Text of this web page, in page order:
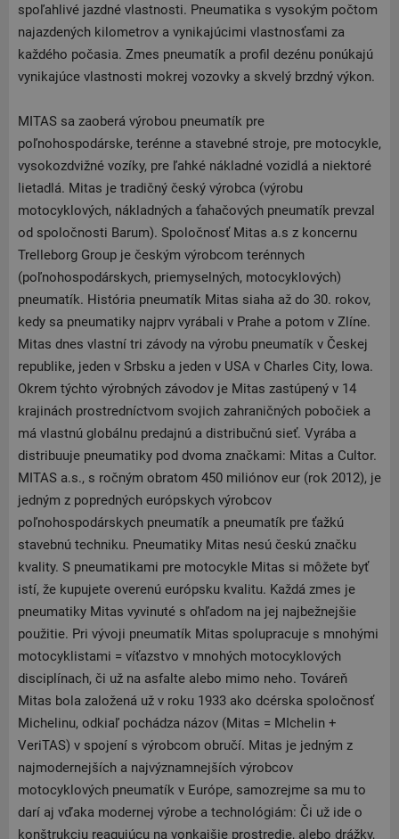
spoľahlivé jazdné vlastnosti. Pneumatika s vysokým počtom
najazdených kilometrov a vynikajúcimi vlastnosťami za
každého počasia. Zmes pneumatík a profil dezénu ponúkajú
vynikajúce vlastnosti mokrej vozovky a skvelý brzdný výkon.
MITAS sa zaoberá výrobou pneumatík pre
poľnohospodárske, terénne a stavebné stroje, pre motocykle,
vysokozdvižné vozíky, pre ľahké nákladné vozidlá a niektoré
lietadlá. Mitas je tradičný český výrobca (výrobu
motocyklových, nákladných a ťahačových pneumatík prevzal
od spoločnosti Barum). Spoločnosť Mitas a.s z koncernu
Trelleborg Group je českým výrobcom terénnych
(poľnohospodárskych, priemyselných, motocyklových)
pneumatík. História pneumatík Mitas siaha až do 30. rokov,
kedy sa pneumatiky najprv vyrábali v Prahe a potom v Zlíne.
Mitas dnes vlastní tri závody na výrobu pneumatík v Českej
republike, jeden v Srbsku a jeden v USA v Charles City, Iowa.
Okrem týchto výrobných závodov je Mitas zastúpený v 14
krajinách prostredníctvom svojich zahraničných pobočiek a
má vlastnú globálnu predajnú a distribučnú sieť. Vyrába a
distribuuje pneumatiky pod dvoma značkami: Mitas a Cultor.
MITAS a.s., s ročným obratom 450 miliónov eur (rok 2012), je
jedným z popredných európskych výrobcov
poľnohospodárskych pneumatík a pneumatík pre ťažkú
stavebnú techniku. Pneumatiky Mitas nesú českú značku
kvality. S pneumatikami pre motocykle Mitas si môžete byť
istí, že kupujete overenú európsku kvalitu. Každá zmes je
pneumatiky Mitas vyvinuté s ohľadom na jej najbežnejšie
použitie. Pri vývoji pneumatík Mitas spolupracuje s mnohými
motocyklistami = víťazstvo v mnohých motocyklových
disciplínach, či už na asfalte alebo mimo neho. Továreň
Mitas bola založená už v roku 1933 ako dcérska spoločnosť
Michelinu, odkiaľ pochádza názov (Mitas = MIchelin +
VeriTAS) v spojení s výrobcom obručí. Mitas je jedným z
najmodernejších a najvýznamnejších výrobcov
motocyklových pneumatík v Európe, samozrejme sa mu to
darí aj vďaka modernej výrobe a technológiám: Či už ide o
konštrukciu reagujúcu na vonkajšie prostredie, alebo drážky,